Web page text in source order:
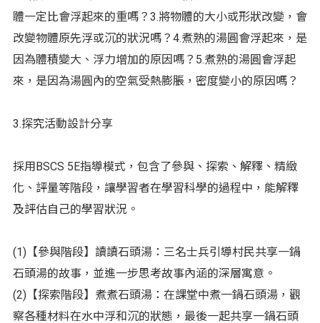
體一定比會浮起來的重嗎？3.將物體的大小或形狀改變，會
改變物體原先浮或沉的狀況嗎？4.煮熟的湯圓會浮起來，是
因為體積變大、浮力增加的原因嗎？5.煮熟的湯圓會浮起
來，是因為湯圓內的空氣受熱膨脹，密度變小的原因嗎？
3.探究活動設計分享
採用BSCS 5E指導模式，包含了參與、探索、解釋、精緻
化、評量等階段，讓學習者在學習科學的過程中，能解釋
及評估自己的學習狀況。
(1)【參與階段】讀讀石頭湯：三名士兵引導村民共享一鍋
石頭湯的故事，並進一步思考故事內涵的深層寓意。
(2)【探索階段】煮煮石頭湯：在課堂中煮一鍋石頭湯，觀
察各種材料在水中浮和沉的狀態，最後一起共享一鍋石頭